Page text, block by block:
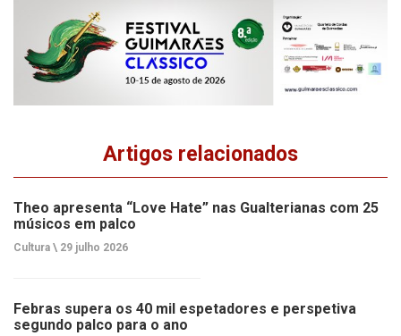
Artigos relacionados
Theo apresenta “Love Hate” nas Gualterianas com 25
músicos em palco
Cultura \ 29 julho 2026
Febras supera os 40 mil espetadores e perspetiva
segundo palco para o ano